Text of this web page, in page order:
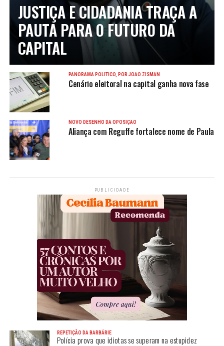
JUSTIÇA E CIDADANIA TRAÇA A
PAUTA PARA O FUTURO DA
CAPITAL
PANORAMA POLÍTICO, POR JOÃO ZISMAN
Cenário eleitoral na capital ganha nova fase
NOVO DESENHO DA OPOSIÇÃO
Aliança com Reguffe fortalece nome de Paula
PUBLICIDADE
REPETIÇÃO DA BARBÁRIE
Polícia prova que idiotas se superam na estupidez